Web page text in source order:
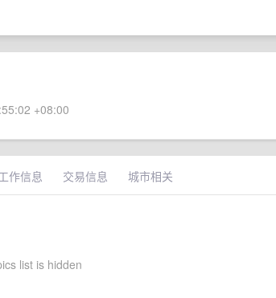
+08:00
作信息 交易信息 城市相关
list is hidden